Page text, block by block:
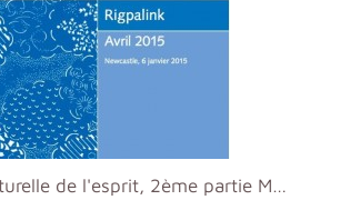
La liberté naturelle de l'esprit, 2ème partie MP3